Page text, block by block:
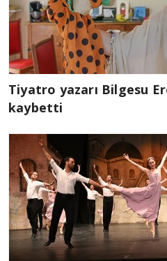
Tiyatro yazarı Bilgesu
kaybetti